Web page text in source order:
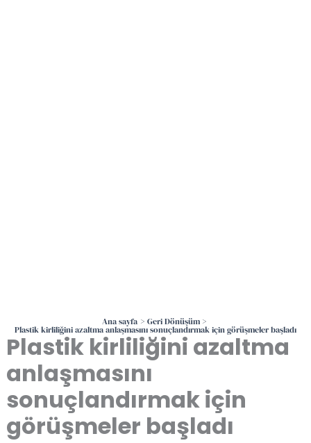
Ana sayfa Geri Dönüşüm
Plastik kirliliğini azaltma anlaşmasını sonuçlandırmak için görüşmeler başladı
Plastik kirliliğini azaltma
anlaşmasını
sonuçlandırmak için
görüşmeler başladı